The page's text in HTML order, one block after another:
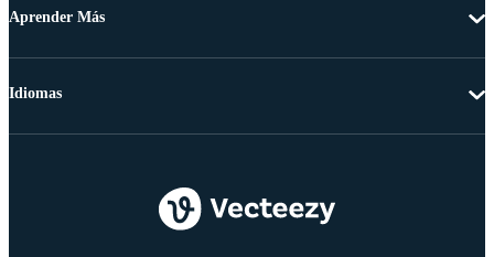
Aprender Más
Idiomas